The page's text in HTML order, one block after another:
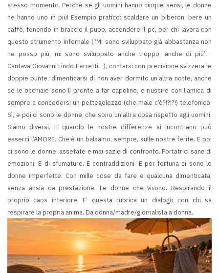
stesso momento. Perché se gli uomini hanno cinque sensi, le donne
ne hanno uno in più! Esempio pratico: scaldare un biberon, bere un
caffè, tenendo in braccio il pupo, accendere il pc, per chi lavora con
questo strumento infernale (“Mi sono sviluppato già abbastanza non
ne posso più, mi sono sviluppato anche troppo, anche di più”…
Cantava Giovanni Lindo Ferretti…), contarsi con precisione svizzera le
doppie punte, dimenticarsi di non aver dormito un’altra notte, anche
se le occhiaie sono lì pronte a far capolino, e riuscire con l’amica di
sempre a concedersi un pettegolezzo (che male c’è?!?!?!) telefonico.
Sì, e poi ci sono le donne, che sono un’altra cosa rispetto agli uomini.
Siamo diversi. E quando le nostre differenze si incontrano può
esserci l’AMORE. Che è un balsamo, sempre, sulle nostre ferite. E poi
ci sono le donne: assetate e mai sazie di confronto. Portatrici sane di
emozioni. E di sfumature. E contraddizioni. E per fortuna ci sono le
donne imperfette. Con mille cose da fare e qualcuna dimenticata,
senza ansia da prestazione. Le donne che vivono. Respirando il
proprio caos interiore. E’ questa rubrica un dialogo con chi sa
respirare la propria anima. Da donna/madre/giornalista a donna.